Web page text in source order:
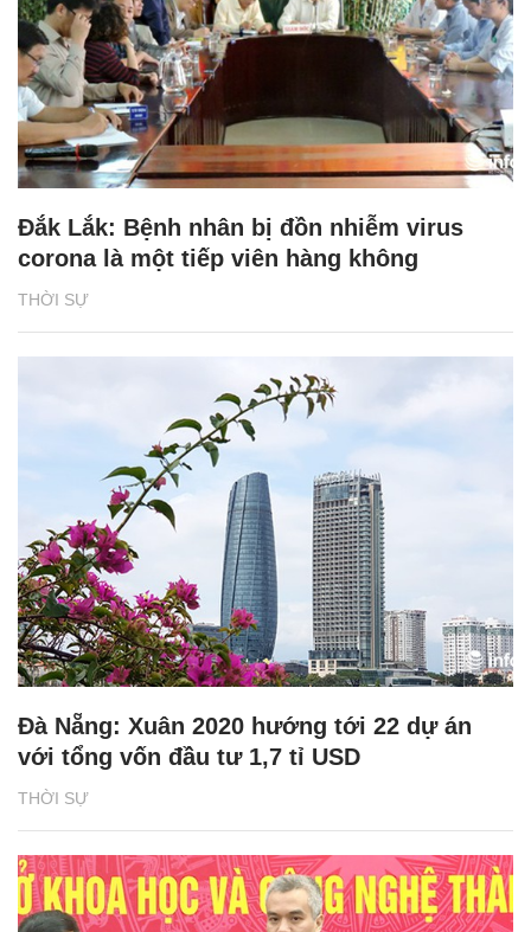
THỜI SỰ
Đắk Lắk: Bệnh nhân bị đồn nhiễm virus
corona là một tiếp viên hàng không
THỜI SỰ
Đà Nẵng: Xuân 2020 hướng tới 22 dự án
với tổng vốn đầu tư 1,7 tỉ USD